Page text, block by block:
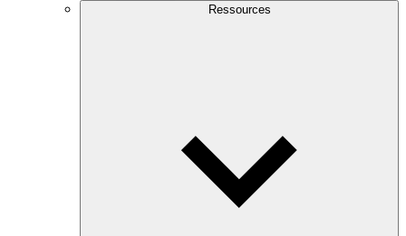
Ressources